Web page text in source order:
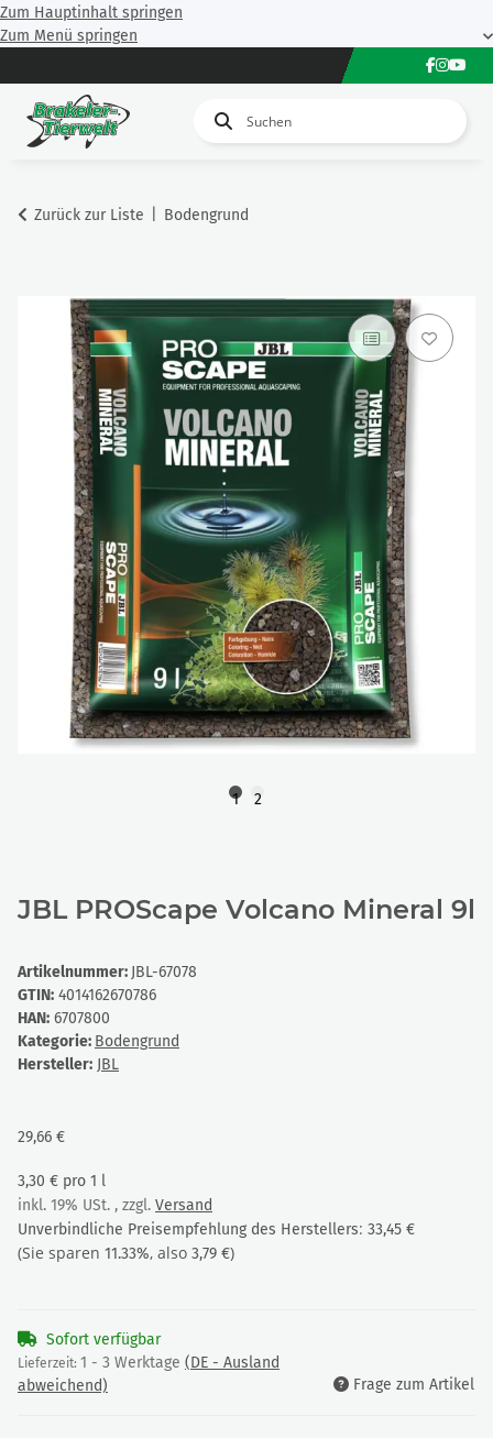
Zum Hauptinhalt springen
Zum Menü springen
Zurück zur Liste Bodengrund
1 2
JBL PROScape Volcano Mineral 9l
Artikelnummer: JBL-67078
GTIN: 4014162670786
HAN: 6707800
Kategorie: Bodengrund
Hersteller: JBL
29,66 €
3,30 € pro 1 l
inkl. 19% USt. , zzgl. Versand
Unverbindliche Preisempfehlung des Herstellers: 33,45 €
(Sie sparen 11.33%, also 3,79 €)
Sofort verfügbar
Lieferzeit: 1 - 3 Werktage (DE - Ausland
abweichend)
Frage zum Artikel